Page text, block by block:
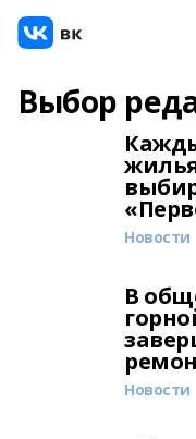
Выбор
Новости
В
Новости